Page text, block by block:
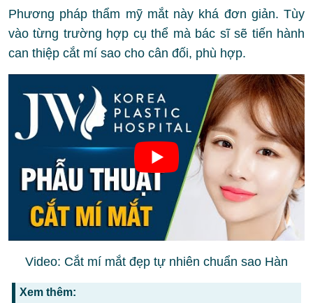
Phương pháp thẩm mỹ mắt này khá đơn giản. Tùy
vào từng trường hợp cụ thể mà bác sĩ sẽ tiến hành
can thiệp cắt mí sao cho cân đối, phù hợp.
Video: Cắt mí mắt đẹp tự nhiên chuẩn sao Hàn
Xem thêm: